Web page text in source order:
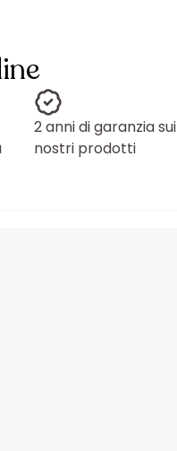
2 anni di garanzia sui
nostri prodotti